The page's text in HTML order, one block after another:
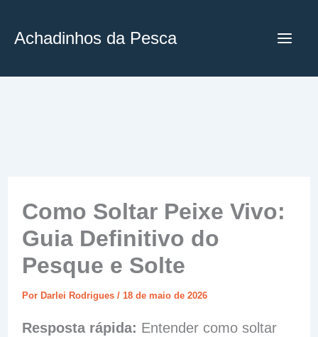
para
conteúdo
Achadinhos da Pesca
Como Soltar Peixe Vivo:
Guia Definitivo do
Pesque e Solte
Por Darlei Rodrigues / 18 de maio de 2026
Resposta rápida: Entender como soltar